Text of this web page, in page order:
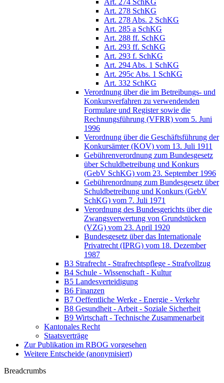
Art. 274 SchKG
Art. 278 SchKG
Art. 278 Abs. 2 SchKG
Art. 285 a SchKG
Art. 288 ff. SchKG
Art. 293 ff. SchKG
Art. 293 f. SchKG
Art. 294 Abs. 1 SchKG
Art. 295c Abs. 1 SchKG
Art. 332 SchKG
Verordnung über die im Betreibungs- und
Konkursverfahren zu verwendenden
Formulare und Register sowie die
Rechnungsführung (VFRR) vom 5. Juni
1996
Verordnung über die Geschäftsführung der
Konkursämter (KOV) vom 13. Juli 1911
Gebührenverordnung zum Bundesgesetz
über Schuldbetreibung und Konkurs
(GebV SchKG) vom 23. September 1996
Gebührenordnung zum Bundesgesetz über
Schuldbetreibung und Konkurs (GebV
SchKG) vom 7. Juli 1971
Verordnung des Bundesgerichts über die
Zwangsverwertung von Grundstücken
(VZG) vom 23. April 1920
Bundesgesetz über das Internationale
Privatrecht (IPRG) vom 18. Dezember
1987
B3 Strafrecht - Strafrechtspflege - Strafvollzug
B4 Schule - Wissenschaft - Kultur
B5 Landesverteidigung
B6 Finanzen
B7 Oeffentliche Werke - Energie - Verkehr
B8 Gesundheit - Arbeit - Soziale Sicherheit
B9 Wirtschaft - Technische Zusammenarbeit
Kantonales Recht
Staatsverträge
Zur Publikation im RBOG vorgesehen
Weitere Entscheide (anonymisiert)
Breadcrumbs